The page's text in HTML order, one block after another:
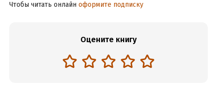
Чтобы читать онлайн оформите подписку
Оцените книгу